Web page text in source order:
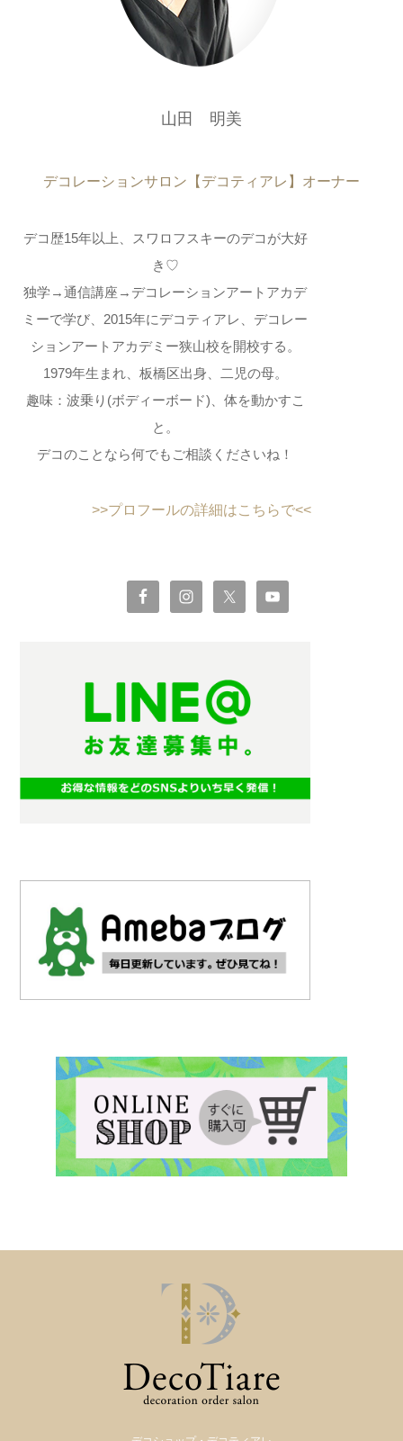
山田 明美
デコレーションサロン【デコティアレ】オーナー
デコ歴15年以上、スワロフスキーのデコが大好
き♡
独学→通信講座→デコレーションアートアカデ
ミーで学び、2015年にデコティアレ、デコレー
ションアートアカデミー狭山校を開校する。
1979年生まれ、板橋区出身、二児の母。
趣味：波乗り(ボディーボード)、体を動かすこ
と。
デコのことなら何でもご相談くださいね！
>>プロフールの詳細はこちらで<<